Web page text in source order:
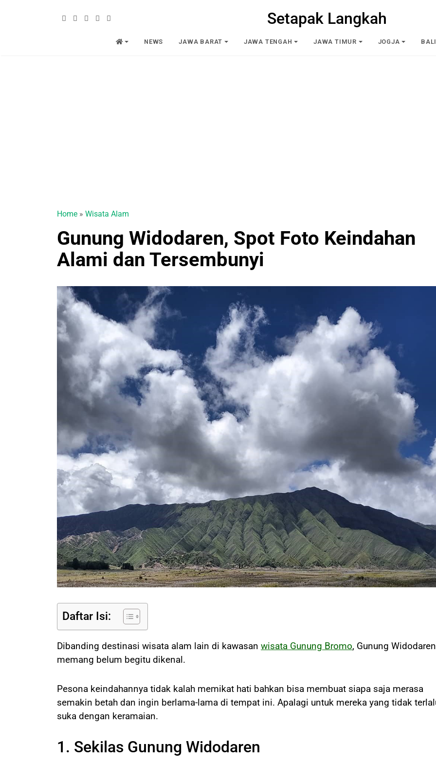
Setapak Langkah
NEWS JAWA BARAT JAWA TENGAH JAWA TIMUR JOGJA BALI
Home » Wisata Alam
Gunung Widodaren, Spot Foto Keindahan
Alami dan Tersembunyi
Daftar Isi:
Dibanding destinasi wisata alam lain di kawasan wisata Gunung Bromo, Gunung Widodaren
memang belum begitu dikenal.
Pesona keindahannya tidak kalah memikat hati bahkan bisa membuat siapa saja merasa
semakin betah dan ingin berlama-lama di tempat ini. Apalagi untuk mereka yang tidak
suka dengan keramaian.
1. Sekilas Gunung Widodaren